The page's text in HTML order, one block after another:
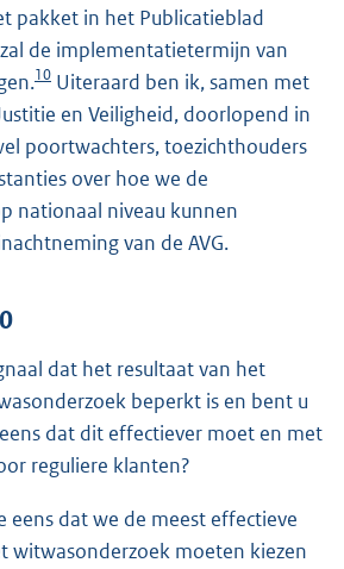
pakket in het Publicatieblad
de implementatietermijn van
10 Uiteraard ben ik, samen met
en Veiligheid, doorlopend in
poortwachters, toezichthouders
over hoe we de
nationaal niveau kunnen
van de AVG.
dat het resultaat van het
beperkt is en bent u
dat dit effectiever moet en met
reguliere klanten?
eens dat we de meest effectieve
witwasonderzoek moeten kiezen